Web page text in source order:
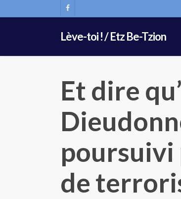
to
FACEBOOK
Lève-toi ! / Etz Be-Tzion
Et dire
poursuivi
de